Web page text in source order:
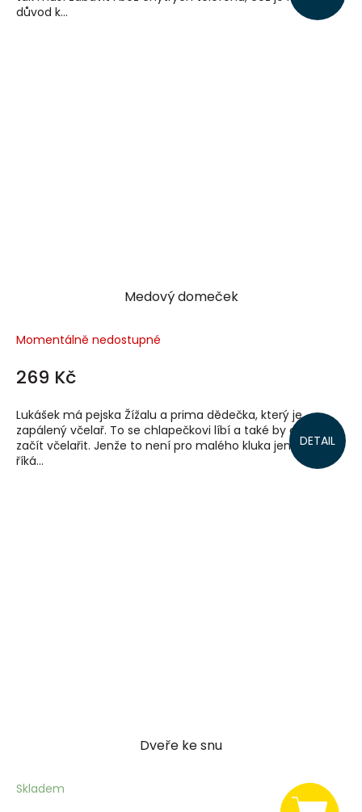
důvod k...
Medový domeček
Momentálně nedostupné
269 Kč
DETAIL
Lukášek má pejska Žížalu a prima dědečka, který je
zapálený včelař. To se chlapečkovi líbí a také by chtěl
začít včelařit. Jenže to není pro malého kluka jen tak, jak
říká...
Dveře ke snu
Skladem